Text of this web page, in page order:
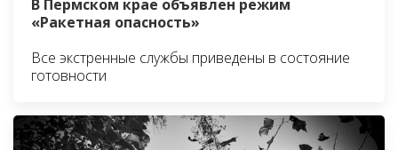
В Пермском крае объявлен режим
«Ракетная опасность»
Все экстренные службы приведены в состояние
готовности